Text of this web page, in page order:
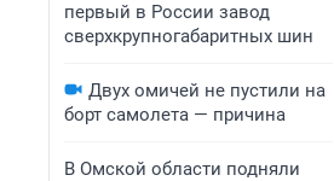
первый в России завод
сверхкрупногабаритных шин
Двух омичей не пустили на
борт самолета — причина
В Омской области подняли